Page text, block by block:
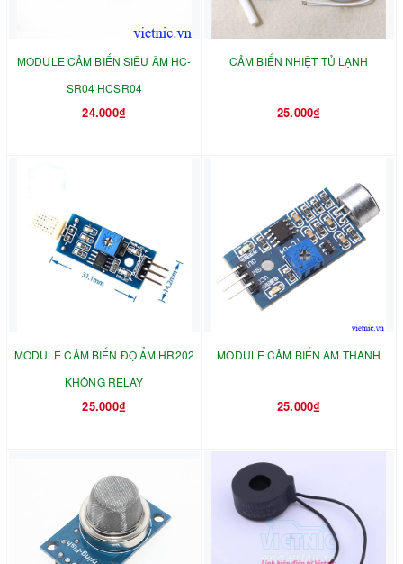
MODULE CẢM BIẾN SIÊU ÂM HC-
SR04 HCSR04
24.000₫
CẢM BIẾN NHIỆT TỦ LẠNH
25.000₫
MODULE CẢM BIẾN ĐỘ ẨM HR202
KHÔNG RELAY
25.000₫
MODULE CẢM BIẾN ÂM THANH
25.000₫